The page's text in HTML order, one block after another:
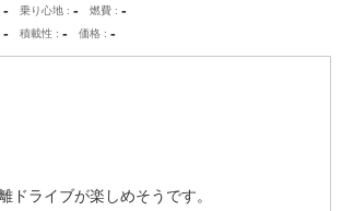
- 乗り心地 - 燃費 -
- 積載性 - 価格 -
ドライブが楽しめそうです。